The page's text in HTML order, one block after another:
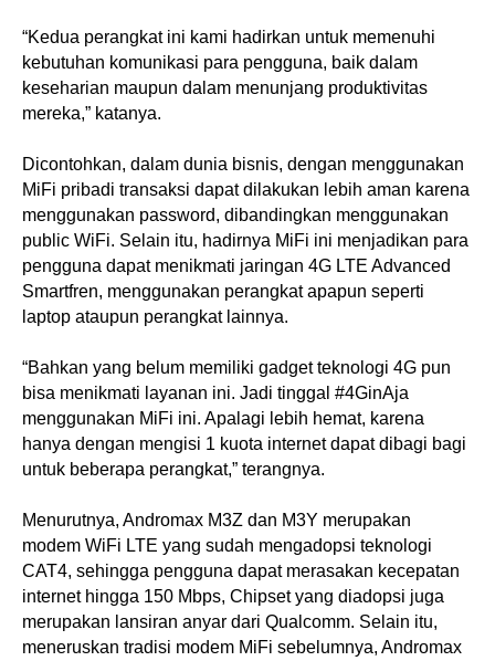
“Kedua perangkat ini kami hadirkan untuk memenuhi
kebutuhan komunikasi para pengguna, baik dalam
keseharian maupun dalam menunjang produktivitas
mereka,” katanya.
Dicontohkan, dalam dunia bisnis, dengan menggunakan
MiFi pribadi transaksi dapat dilakukan lebih aman karena
menggunakan password, dibandingkan menggunakan
public WiFi. Selain itu, hadirnya MiFi ini menjadikan para
pengguna dapat menikmati jaringan 4G LTE Advanced
Smartfren, menggunakan perangkat apapun seperti
laptop ataupun perangkat lainnya.
“Bahkan yang belum memiliki gadget teknologi 4G pun
bisa menikmati layanan ini. Jadi tinggal #4GinAja
menggunakan MiFi ini. Apalagi lebih hemat, karena
hanya dengan mengisi 1 kuota internet dapat dibagi bagi
untuk beberapa perangkat,” terangnya.
Menurutnya, Andromax M3Z dan M3Y merupakan
modem WiFi LTE yang sudah mengadopsi teknologi
CAT4, sehingga pengguna dapat merasakan kecepatan
internet hingga 150 Mbps, Chipset yang diadopsi juga
merupakan lansiran anyar dari Qualcomm. Selain itu,
meneruskan tradisi modem MiFi sebelumnya, Andromax